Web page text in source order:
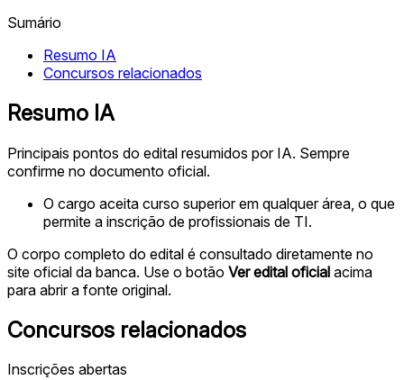
Sumário
Resumo IA
Concursos relacionados
Resumo IA
Principais pontos do edital resumidos por IA. Sempre
confirme no documento oficial.
O cargo aceita curso superior em qualquer área, o que
permite a inscrição de profissionais de TI.
O corpo completo do edital é consultado diretamente no
site oficial da banca. Use o botão Ver edital oficial acima
para abrir a fonte original.
Concursos relacionados
Inscrições abertas